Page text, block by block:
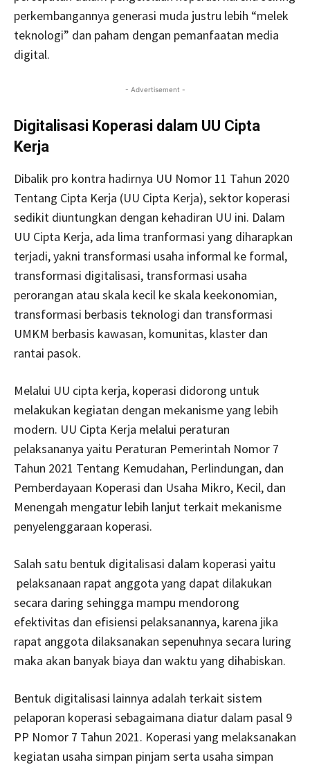
perkembangannya generasi muda justru lebih “melek
teknologi” dan paham dengan pemanfaatan media
digital.
- Advertisement -
Digitalisasi Koperasi dalam UU Cipta
Kerja
Dibalik pro kontra hadirnya UU Nomor 11 Tahun 2020
Tentang Cipta Kerja (UU Cipta Kerja), sektor koperasi
sedikit diuntungkan dengan kehadiran UU ini. Dalam
UU Cipta Kerja, ada lima tranformasi yang diharapkan
terjadi, yakni transformasi usaha informal ke formal,
transformasi digitalisasi, transformasi usaha
perorangan atau skala kecil ke skala keekonomian,
transformasi berbasis teknologi dan transformasi
UMKM berbasis kawasan, komunitas, klaster dan
rantai pasok.
Melalui UU cipta kerja, koperasi didorong untuk
melakukan kegiatan dengan mekanisme yang lebih
modern. UU Cipta Kerja melalui peraturan
pelaksananya yaitu Peraturan Pemerintah Nomor 7
Tahun 2021 Tentang Kemudahan, Perlindungan, dan
Pemberdayaan Koperasi dan Usaha Mikro, Kecil, dan
Menengah mengatur lebih lanjut terkait mekanisme
penyelenggaraan koperasi.
Salah satu bentuk digitalisasi dalam koperasi yaitu
pelaksanaan rapat anggota yang dapat dilakukan
secara daring sehingga mampu mendorong
efektivitas dan efisiensi pelaksanannya, karena jika
rapat anggota dilaksanakan sepenuhnya secara luring
maka akan banyak biaya dan waktu yang dihabiskan.
Bentuk digitalisasi lainnya adalah terkait sistem
pelaporan koperasi sebagaimana diatur dalam pasal 9
PP Nomor 7 Tahun 2021. Koperasi yang melaksanakan
kegiatan usaha simpan pinjam serta usaha simpan